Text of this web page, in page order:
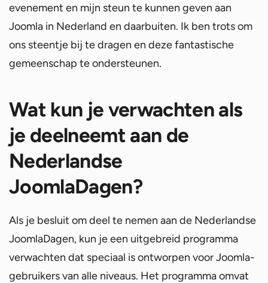
evenement en mijn steun te kunnen geven aan
Joomla in Nederland en daarbuiten. Ik ben trots om
ons steentje bij te dragen en deze fantastische
gemeenschap te ondersteunen.
Wat kun je verwachten als
je deelneemt aan de
Nederlandse
JoomlaDagen?
Als je besluit om deel te nemen aan de Nederlandse
JoomlaDagen, kun je een uitgebreid programma
verwachten dat speciaal is ontworpen voor Joomla-
gebruikers van alle niveaus. Het programma omvat